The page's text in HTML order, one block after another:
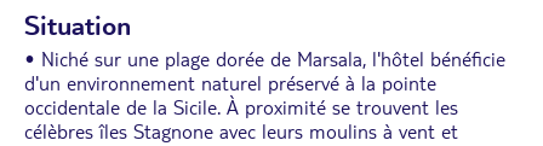
Situation
• Niché sur une plage dorée de Marsala, l'hôtel bénéficie
d'un environnement naturel préservé à la pointe
occidentale de la Sicile. À proximité se trouvent les
célèbres îles Stagnone avec leurs moulins à vent et